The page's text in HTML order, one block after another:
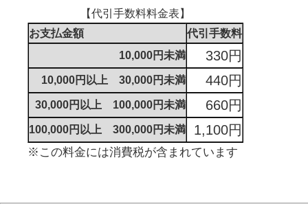
【代引手数料料金表】
お支払金額
代引手数料
10,000円未満
330円
10,000円以上 30,000円未満 440円
30,000円以上 100,000円未満 660円
100,000円以上 300,000円未満 1,100円
※この料金には消費税が含まれています